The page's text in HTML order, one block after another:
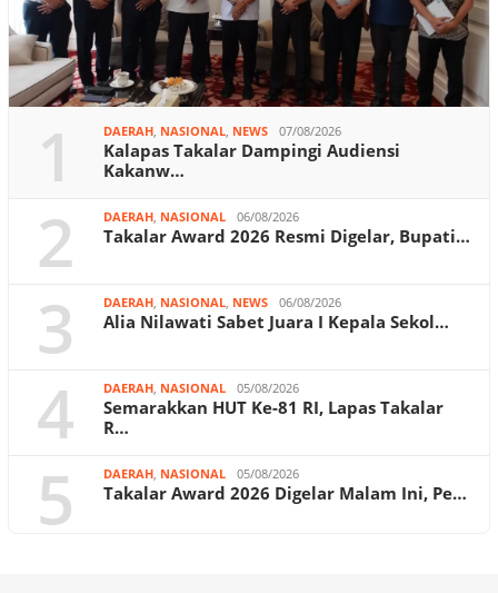
1 DAERAH, NASIONAL, NEWS 07/08/2026
Kalapas Takalar Dampingi Audiensi
Kakanw…
2 DAERAH, NASIONAL 06/08/2026
Takalar Award 2026 Resmi Digelar, Bupati…
3 DAERAH, NASIONAL, NEWS 06/08/2026
Alia Nilawati Sabet Juara I Kepala Sekol…
4 DAERAH, NASIONAL 05/08/2026
Semarakkan HUT Ke-81 RI, Lapas Takalar
R…
5 DAERAH, NASIONAL 05/08/2026
Takalar Award 2026 Digelar Malam Ini, Pe…